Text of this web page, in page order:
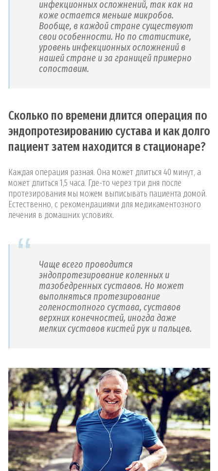
инфекционных осложнений, так как на
коже остается меньше микробов.
Вообще, в каждой стране существуют
свои особенности. Но по статистике,
уровень инфекционных осложнений в
нашей стране и за границей примерно
сопоставим.
Сколько по времени длится операция по
эндопротезированию сустава и как долго
пациент затем находится в стационаре?
Каждая операция разная. Она может длиться 40 минут, а
может длиться 1,5 часа. Где-то через три дня после
протезирования мы можем выписывать пациента домой.
Естественно, с рекомендациями для медикаментозного
лечения в домашних условиях.
Чаще всего проводится
эндопротезирование коленных и
тазобедренных суставов. Но может
выполняться протезирование
голеностопного сустава, суставов
верхних конечностей, иногда даже
мелких суставов кистей рук и пальцев.